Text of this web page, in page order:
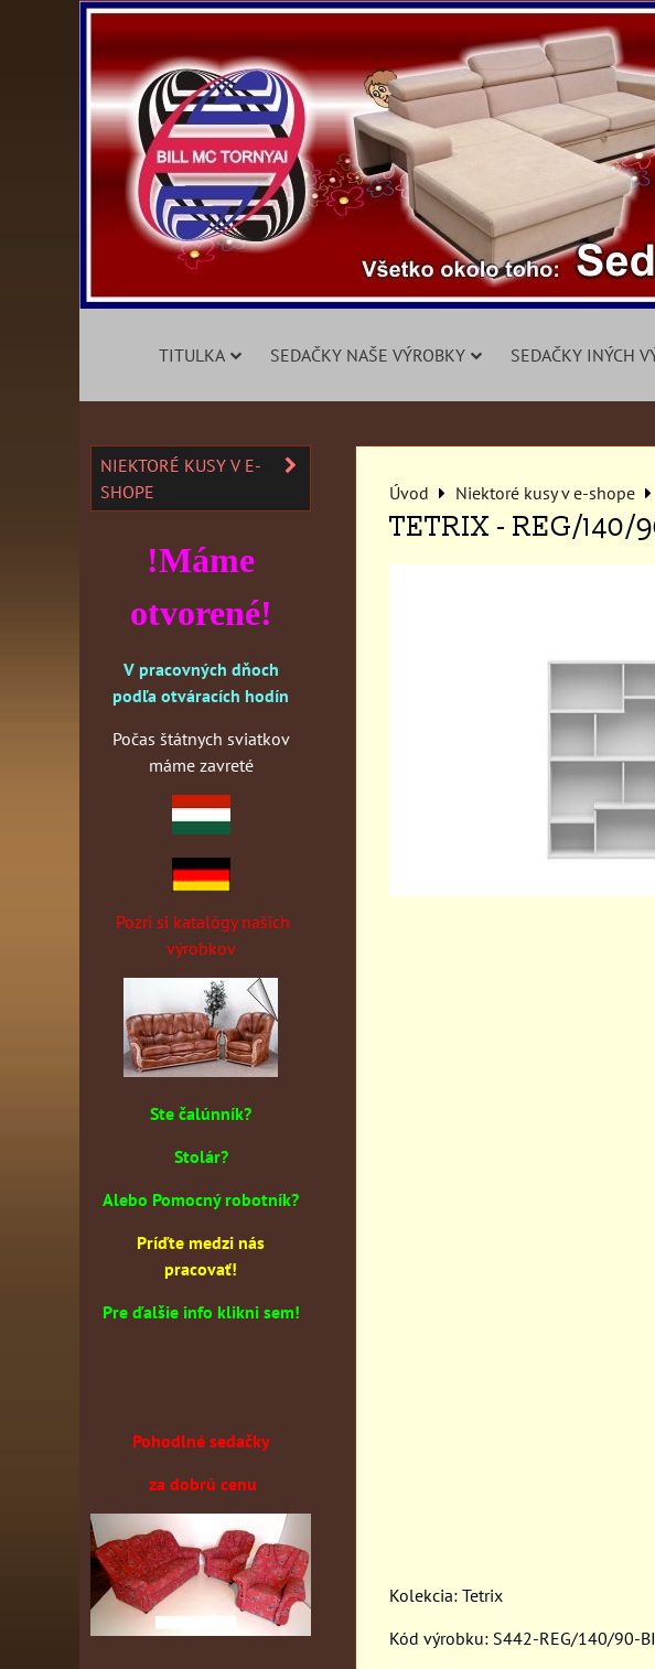
TITULKA SEDAČKY NAŠE VÝROBKY SEDAČKY INÝCH
Úvod Niektoré kusy v e-shope
TETRIX - REG/140/
Kolekcia: Tetrix
Kód výrobku: S442-REG/140/90-
NIEKTORÉ KUSY V E-
SHOPE
!Máme
otvorené!
V pracovných dňoch
podľa otváracích hodín
Počas štátnych sviatkov
máme zavreté
Pozri si katalógy našich
výrobkov
Ste čalúnník?
Stolár?
Alebo Pomocný robotník?
Príďte medzi nás
pracovať!
Pre ďalšie info klikni sem!
Pohodlné sedačky
za dobrú cenu